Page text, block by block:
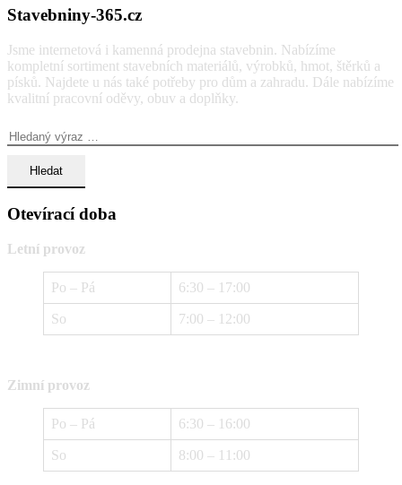
Stavebniny-365.cz
Jsme internetová i kamenná prodejna stavebnin. Nabízíme
kompletní sortiment stavebních materiálů, výrobků, hmot, štěrků a
písků. Najdete u nás také potřeby pro dům a zahradu. Dále nabízíme
kvalitní pracovní oděvy, obuv a doplňky.
Otevírací doba
Letní provoz
Po – Pá 6:30 – 17:00
So 7:00 – 12:00
Zimní provoz
Po – Pá 6:30 – 16:00
So 8:00 – 11:00